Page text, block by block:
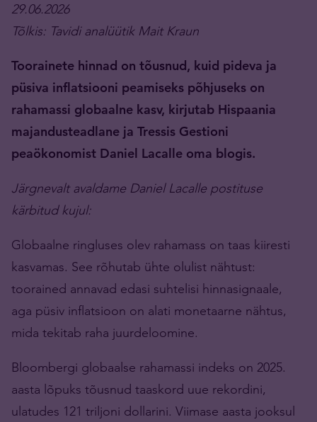
29.06.2026
Tõlkis: Tavidi analüütik Mait Kraun
Toorainete hinnad on tõusnud, kuid pideva ja
püsiva inflatsiooni peamiseks põhjuseks on
rahamassi globaalne kasv, kirjutab Hispaania
majandusteadlane ja Tressis Gestioni
peaökonomist Daniel Lacalle oma blogis.
Järgnevalt avaldame Daniel Lacalle postituse
kärbitud kujul:
Globaalne ringluses olev rahamass on taas kiiresti
kasvamas. See rõhutab ühte olulist nähtust:
toorained annavad edasi suhtelisi hinnasignaale,
aga püsiv inflatsioon on alati monetaarne nähtus,
mida tekitab raha juurdeloomine.
Bloombergi globaalse rahamassi indeks on 2025.
aasta lõpuks tõusnud taaskord uue rekordini,
ulatudes 121 triljoni dollarini. Viimase aasta jooksul